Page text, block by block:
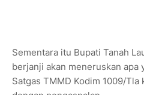
Sementara itu Bupati Tanah
berjanji akan meneruskan apa
Satgas TMMD Kodim 1009/